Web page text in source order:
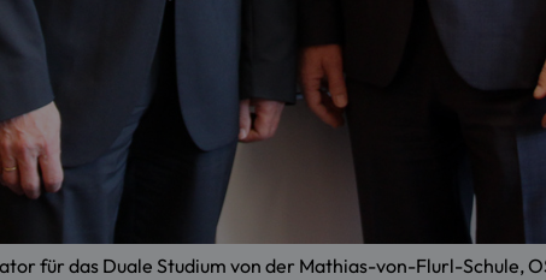
für das Duale Studium von der Mathias-von-Flurl-